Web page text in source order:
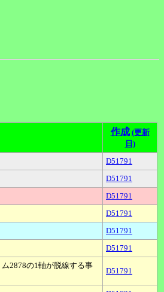
作成 (更新
日)
D51791
D51791
D51791
D51791
D51791
D51791
2878の1軸が脱線する事
D51791